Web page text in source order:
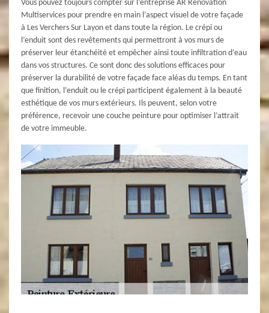
Vous pouvez toujours compter sur l’entreprise AR Rénovation
Multiservices pour prendre en main l’aspect visuel de votre façade
à Les Verchers Sur Layon et dans toute la région. Le crépi ou
l’enduit sont des revêtements qui permettront à vos murs de
préserver leur étanchéité et empêcher ainsi toute infiltration d’eau
dans vos structures. Ce sont donc des solutions efficaces pour
préserver la durabilité de votre façade face aléas du temps. En tant
que finition, l’enduit ou le crépi participent également à la beauté
esthétique de vos murs extérieurs. Ils peuvent, selon votre
préférence, recevoir une couche peinture pour optimiser l’attrait
de votre immeuble.